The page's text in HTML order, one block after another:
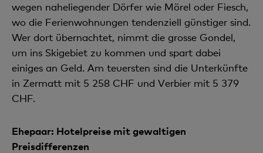
wegen naheliegender Dörfer wie Mörel oder Fiesch,
wo die Ferienwohnungen tendenziell günstiger sind.
Wer dort übernachtet, nimmt die grosse Gondel,
um ins Skigebiet zu kommen und spart dabei
einiges an Geld. Am teuersten sind die Unterkünfte
in Zermatt mit 5 258 CHF und Verbier mit 5 379
CHF.
Ehepaar: Hotelpreise mit gewaltigen
Preisdifferenzen